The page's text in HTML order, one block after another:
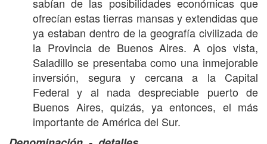
ofrecían estas tierras mansas y extendidas que
ya estaban dentro de la geografía civilizada de
la Provincia de Buenos Aires. A ojos vista,
Saladillo se presentaba como una inmejorable
inversión, segura y cercana a la Capital
Federal y al nada despreciable puerto de
Buenos Aires, quizás, ya entonces, el más
importante de América del Sur.